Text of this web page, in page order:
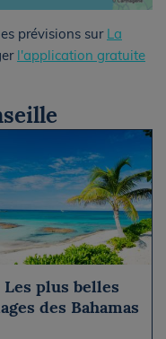
prévisions sur La
l'application gratuite
Les plus belles
des Bahamas